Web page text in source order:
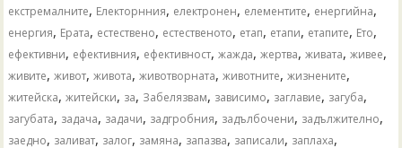
екстремалните, Електорнния, електронен, елементите, енергийна,
енергия, Ерата, естествено, естественото, етап, етапи, етапите, Ето,
ефективни, ефективния, ефективност,жажда,жертва,живата,живее,
живите,живот,живота,животворната,животните,жизнените,
житейска,житейски, за, Забелязвам, зависимо, заглавие, загуба,
загубата, задача, задачи, задгробния, задълбочени, задължително,
заедно, заливат, залог, замяна, запазва, записали, заплаха,